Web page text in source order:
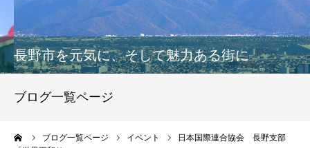
長野市を元気に、そして魅力ある街に
ブログ一覧ページ
ブログ一覧ページ イベント
日本国際連合協会 長野支部
政策